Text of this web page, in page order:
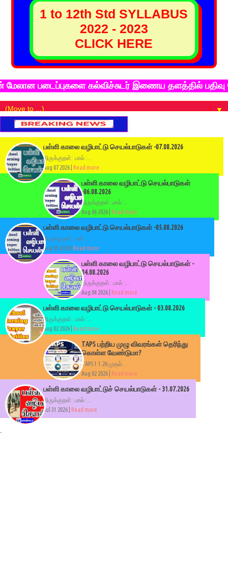
1 to 12th Std SYLLABUS
2022 - 2023
CLICK HERE
கல்விச்சுடர் இணைய தளத்தில் பதிவு செய்ய
▼
பள்ளி காலை வழிபாட்டு செயல்பாடுகள் -07.08.2026
திருக்குறள்: பால் :...
Aug 07 2026 |
Read more
பள்ளி காலை வழிபாட்டு செயல்பாடுகள்
-06.08.2026
திருக்குறள்: பால் :...
Aug 06 2026 | Read more
பள்ளி காலை வழிபாட்டு செயல்பாடுகள் -05.08.2026
திருக்குறள்: பால் :...
Aug 05 2026 | Read more
பள்ளி காலை வழிபாட்டு செயல்பாடுகள் -
04.08.2026
திருக்குறள்: பால் :...
Aug 04 2026 |
Read more
பள்ளி காலை வழிபாட்டு செயல்பாடுகள் - 03.08.2026
திருக்குறள்: பால் :...
Aug 02 2026 | Read more
TAPS பற்றிய முழு விவரங்கள் தெரிந்து
கொள்ள வேண்டுமா?
TAPS 1.1.26 முதல்...
Aug 02 2026 |
Read more
பள்ளி காலை வழிபாட்டுச் செயல்பாடுகள் - 31.07.2026
திருக்குறள்: பால் :...
Jul 31 2026 |
Read more